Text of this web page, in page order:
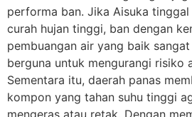
performa ban. Jika Aisuka
curah hujan tinggi, ban dengan
pembuangan air yang baik
berguna untuk mengurangi risiko
Sementara itu, daerah panas
kompon yang tahan suhu tinggi
mengeras atau retak. Dengan